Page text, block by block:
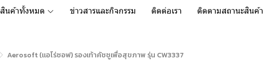
สินค้าทั้งหมด ข่าวสารและกิจกรรม ติดต่อเรา ติดตามสถานะสินค้า
Aerosoft (แอโร่ซอฟ) รองเท้าคัชชูเพื่อสุขภาพ รุ่น CW3337